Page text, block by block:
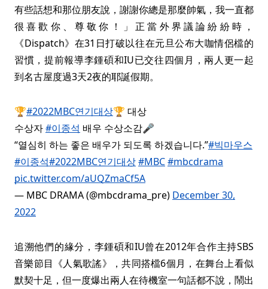
有些話想和那位朋友說，謝謝你總是那麼帥氣，我一直都
很喜歡你、尊敬你！」正當外界議論紛紛時，
《Dispatch》在31日打破以往在元旦公布大咖情侶檔的
習慣，提前報導李鍾碩和IU已交往四個月，兩人更一起
到名古屋度過3天2夜的耶誕假期。
🏆#2022MBC연기대상🏆 대상
수상자#이종석 배우 수상소감🎤
“열심히 하는 좋은 배우가 되도록 하겠습니다.”#빅마우스
#이종석#2022MBC연기대상#MBC#mbcdrama
pic.twitter.com/aUQZmaCf5A
— MBC DRAMA (@mbcdrama_pre) December 30,
2022
追溯他們的緣分，李鍾碩和IU曾在2012年合作主持SBS
音樂節目《人氣歌謠》，共同搭檔6個月，在舞台上看似
默契十足，但一度爆出兩人在待機室一句話都不說，鬧出